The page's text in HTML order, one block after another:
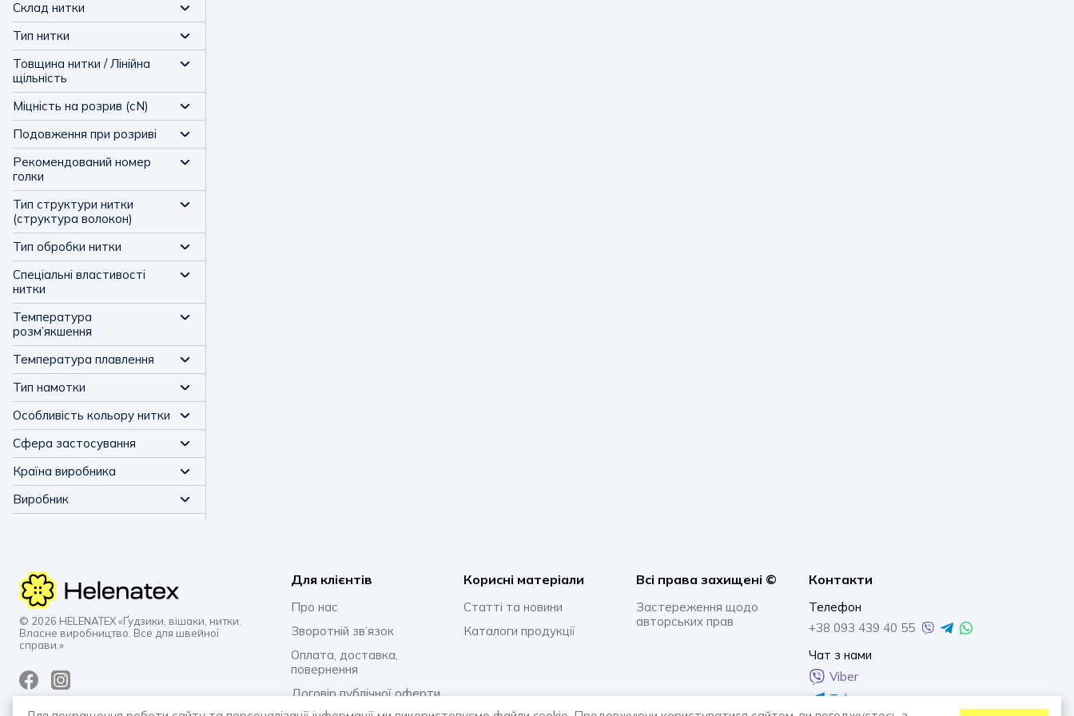
Склад нитки
Тип нитки
Товщина нитки / Лінійна
щільність
Міцність на розрив (сN)
Подовження при розриві
Рекомендований номер
голки
Тип структури нитки
(структура волокон)
Тип обробки нитки
Спеціальні властивості
нитки
Температура
розм’якшення
Температура плавлення
Тип намотки
Особливість кольору нитки
Сфера застосування
Країна виробника
Виробник
Для клієнтів
Про нас
Зворотній зв’язок
Оплата, доставка,
повернення
Договір публічної оферти
Корисні матеріали
Статті та новини
Каталоги продукції
Всi права захищенi ©
Застереження щодо
авторських прав
Контакти
Телефон
+38 093 439 40 55
Чат з нами
Viber
Telegram
© 2026 HELENATEX «Ґудзики, вішаки, нитки.
Власне виробництво. Все для швейної
справи.»